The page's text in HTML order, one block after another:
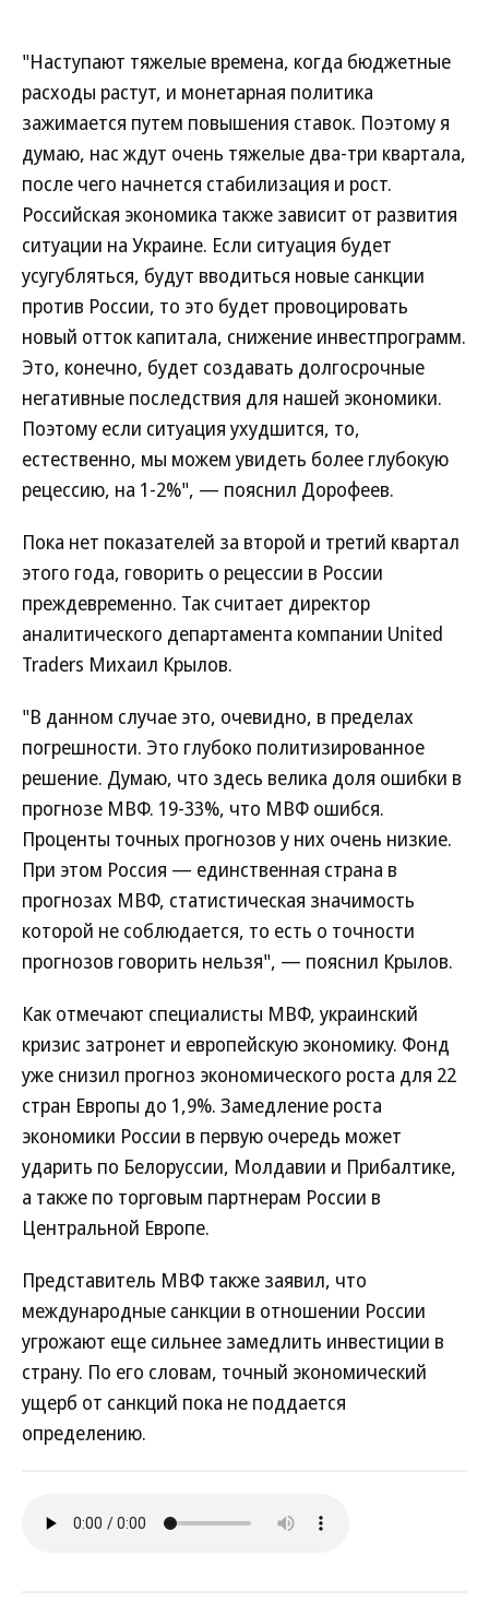
"Наступают тяжелые времена, когда бюджетные
расходы растут, и монетарная политика
зажимается путем повышения ставок. Поэтому я
думаю, нас ждут очень тяжелые два-три квартала,
после чего начнется стабилизация и рост.
Российская экономика также зависит от развития
ситуации на Украине. Если ситуация будет
усугубляться, будут вводиться новые санкции
против России, то это будет провоцировать
новый отток капитала, снижение инвестпрограмм.
Это, конечно, будет создавать долгосрочные
негативные последствия для нашей экономики.
Поэтому если ситуация ухудшится, то,
естественно, мы можем увидеть более глубокую
рецессию, на 1-2%", — пояснил Дорофеев.
Пока нет показателей за второй и третий квартал
этого года, говорить о рецессии в России
преждевременно. Так считает директор
аналитического департамента компании United
Traders Михаил Крылов.
"В данном случае это, очевидно, в пределах
погрешности. Это глубоко политизированное
решение. Думаю, что здесь велика доля ошибки в
прогнозе МВФ. 19-33%, что МВФ ошибся.
Проценты точных прогнозов у них очень низкие.
При этом Россия — единственная страна в
прогнозах МВФ, статистическая значимость
которой не соблюдается, то есть о точности
прогнозов говорить нельзя", — пояснил Крылов.
Как отмечают специалисты МВФ, украинский
кризис затронет и европейскую экономику. Фонд
уже снизил прогноз экономического роста для 22
стран Европы до 1,9%. Замедление роста
экономики России в первую очередь может
ударить по Белоруссии, Молдавии и Прибалтике,
а также по торговым партнерам России в
Центральной Европе.
Представитель МВФ также заявил, что
международные санкции в отношении России
угрожают еще сильнее замедлить инвестиции в
страну. По его словам, точный экономический
ущерб от санкций пока не поддается
определению.